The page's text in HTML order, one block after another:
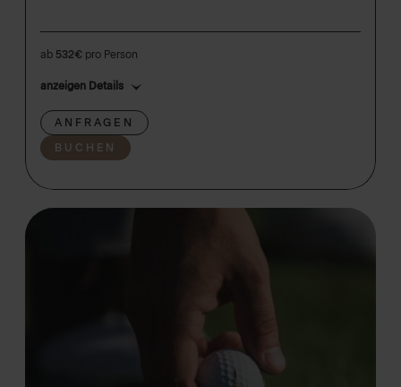
ab 532€ pro Person
anzeigen Details
ANFRAGEN
BUCHEN